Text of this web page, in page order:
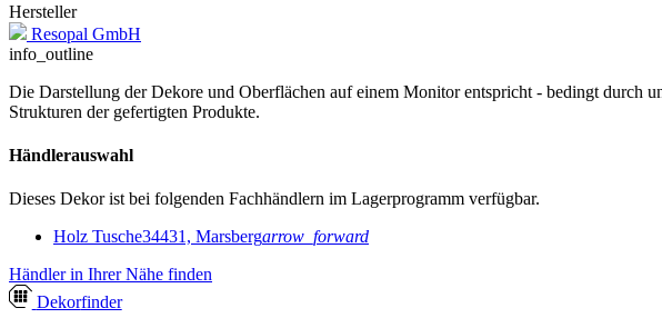
Hersteller
Resopal GmbH
info_outline
Die Darstellung der Dekore und Oberflächen auf einem Monitor entspricht - bedingt durch
Strukturen der gefertigten Produkte.
Händlerauswahl
Dieses Dekor ist bei folgenden Fachhändlern im Lagerprogramm verfügbar.
Holz Tusche34431, Marsbergarrow_forward
Händler in Ihrer Nähe finden
Dekorfinder